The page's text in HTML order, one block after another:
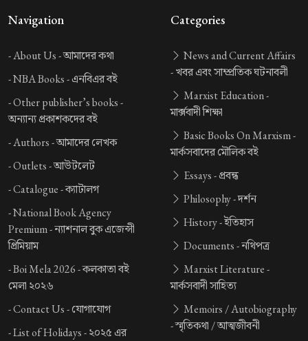
Navigation
-About Us -আমাদের কথা
-NBA Books -এনবিএর বই
-Other publisher’s books -
অন্যান্য প্রকাশকদের বই
-Authors -আমাদের লেখক
-Outlets -আউটলেট
-Catalogue -ক্যাটালগ
-National Book Agency
Premium -ন্যাশনাল বুক এজেন্সী
প্রিমিয়াম
-Boi Mela 2026 -কলকাতা বই
মেলা ২০২৬
-Contact Us -যোগাযোগ
-List of Holidays -২০২৫ এর
Categories
News and Current Affairs
-খবর এবং সাম্প্রতিক ঘটনাবলী
Marxist Education -
মার্ক্সবাদী শিক্ষা
Basic Books On Marxism -
মার্কসবাদের মৌলিক বই
Essays -প্রবন্ধ
Philosophy -দর্শন
History -ইতিহাস
Documents -নথিপত্র
Marxist Literature -
মার্কসবাদী সাহিত্য
Memoirs / Autobiography
-স্মৃতিকথা / আত্মজীবনী